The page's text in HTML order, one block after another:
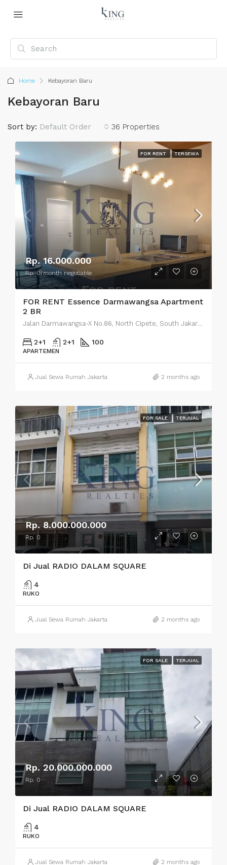
Home Kebayoran Baru
Kebayoran Baru
36 Properties
Sort by: Default Order
FOR RENT TERSEWA
Rp. 16.000.000
Rp. 0/month negotiable
FOR RENT Essence Darmawangsa Apartment
2 BR
Jalan Darmawangsa-X No.86, North Cipete, South Jakarta City, Jakarta, Indonesia
2+1 2+1 100
APARTEMEN
Jual Sewa Rumah Jakarta 2 months ago
FOR SALE TERJUAL
Rp. 8.000.000.000
Rp. 0
Di Jual RADIO DALAM SQUARE
4
RUKO
Jual Sewa Rumah Jakarta 2 months ago
FOR SALE TERJUAL
Rp. 20.000.000.000
Rp. 0
Di Jual RADIO DALAM SQUARE
4
RUKO
Jual Sewa Rumah Jakarta 2 months ago